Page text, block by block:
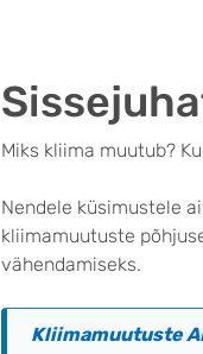
Miks kliima muutub?
Nendele küsimustele
kliimamuutuste
vähendamiseks.
Kliimamuutuste